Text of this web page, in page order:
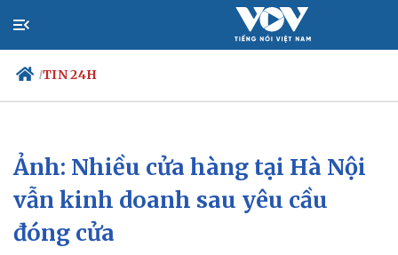
/TIN 24H
Chính trị
Đảng
Tổ chức nhân sự
Quốc hội
Nhận diện sự thật
Xã hội
Tin 24h
Dự báo thời tiết
Ảnh: Nhiều cửa hàng tại Hà Nội
vẫn kinh doanh sau yêu cầu
đóng cửa